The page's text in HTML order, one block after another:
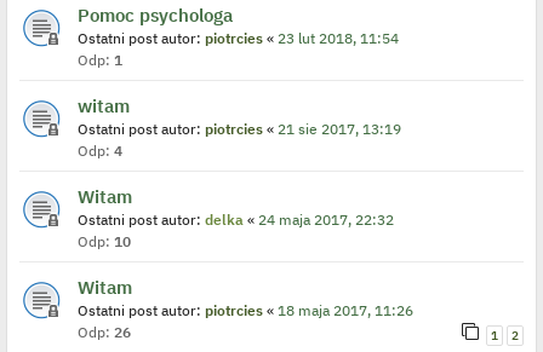
Pomoc psychologa
Ostatni post autor: piotrcies « 23 lut 2018, 11:54
Odp: 1
witam
Ostatni post autor: piotrcies « 21 sie 2017, 13:19
Odp: 4
Witam
Ostatni post autor: delka « 24 maja 2017, 22:32
Odp: 10
Witam
Ostatni post autor: piotrcies « 18 maja 2017, 11:26
Odp: 26 1 2